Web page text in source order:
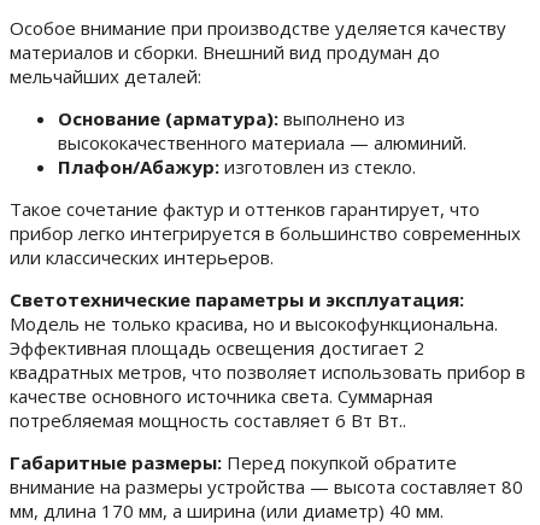
Особое внимание при производстве уделяется качеству
материалов и сборки. Внешний вид продуман до
мельчайших деталей:
Основание (арматура): выполнено из
высококачественного материала — алюминий.
Плафон/Абажур: изготовлен из стекло.
Такое сочетание фактур и оттенков гарантирует, что
прибор легко интегрируется в большинство современных
или классических интерьеров.
Светотехнические параметры и эксплуатация:
Модель не только красива, но и высокофункциональна.
Эффективная площадь освещения достигает 2
квадратных метров, что позволяет использовать прибор в
качестве основного источника света. Суммарная
потребляемая мощность составляет 6 Вт Вт..
Габаритные размеры: Перед покупкой обратите
внимание на размеры устройства — высота составляет 80
мм, длина 170 мм, а ширина (или диаметр) 40 мм.